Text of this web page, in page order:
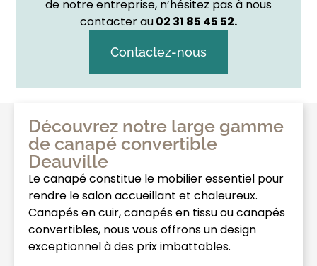
de notre entreprise, n’hésitez pas à nous
contacter au02 31 85 45 52.
Contactez-nous
Découvrez notre large gamme
de canapé convertible
Deauville
Le canapé constitue le mobilier essentiel pour
rendre le salon accueillant et chaleureux.
Canapés en cuir, canapés en tissu ou canapés
convertibles, nous vous offrons un design
exceptionnel à des prix imbattables.